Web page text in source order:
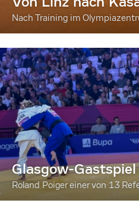
Nach Training im
Glasgow-Gastspiel
Roland Poiger einer von 13